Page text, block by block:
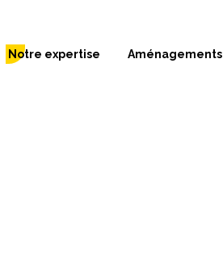
Notre expertise Aménagements